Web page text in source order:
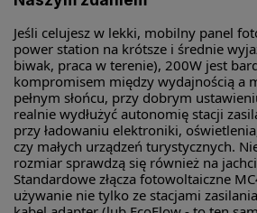
Jeśli celujesz w lekki, mobilny panel
power station na krótsze i średnie
biwak, praca w terenie), 200W jest
kompromisem między wydajnością a
pełnym słońcu, przy dobrym
realnie wydłużyć autonomię stacji
przy ładowaniu elektroniki,
czy małych urządzeń turystycznych.
rozmiar sprawdzą się również na
Standardowe złącza fotowoltaiczne
używanie nie tylko ze stacjami